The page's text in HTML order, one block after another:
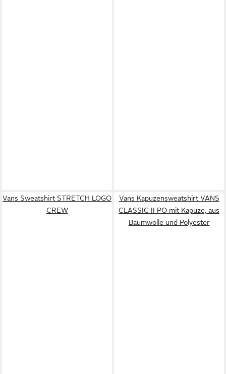
Vans Sweatshirt STRETCH LOGO
CREW
Vans Kapuzensweatshirt VANS
CLASSIC II PO mit Kapuze, aus
Baumwolle und Polyester